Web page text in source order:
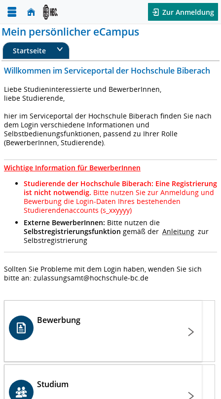
Zur Anmeldung
Mein persönlicher eCampus
Startseite
Willkommen im Serviceportal der Hochschule Biberach
Liebe Studieninteressierte und BewerberInnen,
liebe Studierende,
hier im Serviceportal der Hochschule Biberach finden Sie nach
dem Login verschiedene Informationen und
Selbstbedienungsfunktionen, passend zu Ihrer Rolle
(BewerberInnen, Studierende).
Wichtige Information für BewerberInnen
Studierende der Hochschule Biberach: Eine Registrierung
ist nicht notwendig. Bitte nutzen Sie zur Anmeldung und
Bewerbung die Login-Daten Ihres bestehenden
Studierendenaccounts (s_xxyyyy)
Externe BewerberInnen: Bitte nutzen die
Selbstregistrierungsfunktion gemäß der Anleitung zur
Selbstregistrierung
Sollten Sie Probleme mit dem Login haben, wenden Sie sich
bitte an: zulassungsamt@hochschule-bc.de
Bewerbung
Studium